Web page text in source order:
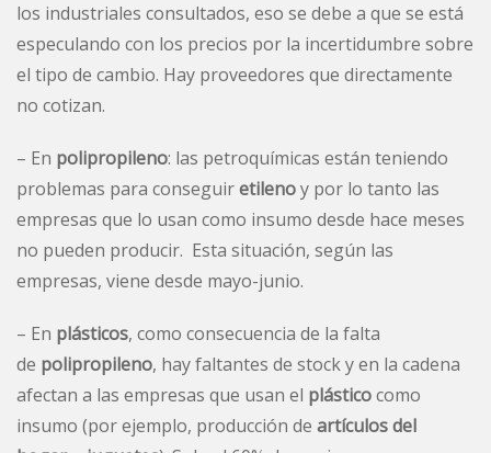
los industriales consultados, eso se debe a que se está
especulando con los precios por la incertidumbre sobre
el tipo de cambio. Hay proveedores que directamente
no cotizan.
– En polipropileno: las petroquímicas están teniendo
problemas para conseguiretilenoy por lo tanto las
empresas que lo usan como insumo desde hace meses
no pueden producir. Esta situación, según las
empresas, viene desde mayo-junio.
– En plásticos, como consecuencia de la falta
de polipropileno, hay faltantes de stock y en la cadena
afectan a las empresas que usan el plásticocomo
insumo (por ejemplo, producción de artículos del